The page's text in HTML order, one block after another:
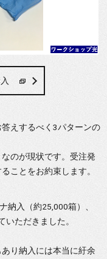
えするべく3パターンの
のが現状です。受注発
ことをお約束します。
納入（約25,000箱）、
ただきました。
り納入には本当に紆余